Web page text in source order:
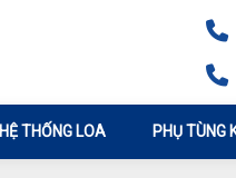
HỆ THỐNG LOA PHỤ TÙNG